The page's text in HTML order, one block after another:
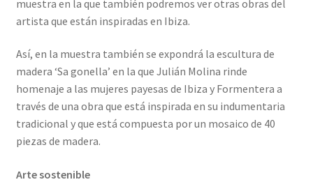
muestra en la que también podremos ver otras obras del
artista que están inspiradas en Ibiza.
Así, en la muestra también se expondrá la escultura de
madera ‘Sa gonella’ en la que Julián Molina rinde
homenaje a las mujeres payesas de Ibiza y Formentera a
través de una obra que está inspirada en su indumentaria
tradicional y que está compuesta por un mosaico de 40
piezas de madera.
Arte sostenible